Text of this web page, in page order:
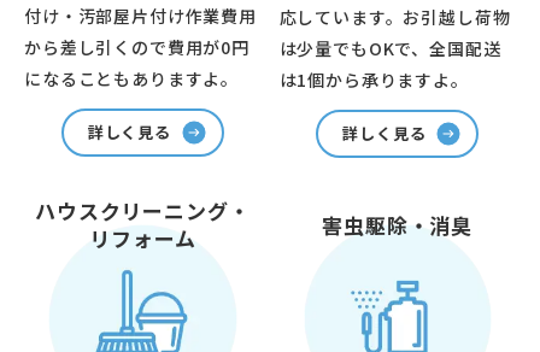
付け・汚部屋片付け作業費用
から差し引くので費用が0円
になることもありますよ。
詳しく見る
応しています。お引越し荷物
は少量でもOKで、全国配送
は1個から承りますよ。
詳しく見る
ハウスクリーニング・
リフォーム
害虫駆除・消臭